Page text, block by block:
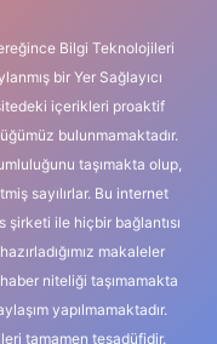
Bilgi Teknolojileri
bir Yer Sağlayıcı
içerikleri proaktif
bulunmamaktadır.
taşımakta olup,
sayılırlar. Bu internet
şirketi ile hiçbir bağlantısı
makaleler
niteliği taşımamakta
yapılmamaktadır.
tamamen tesadüfidir.